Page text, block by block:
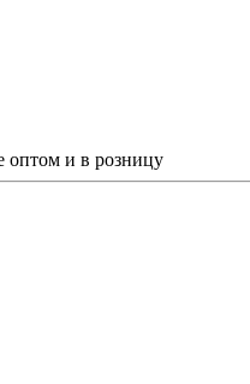
оптом и в розницу